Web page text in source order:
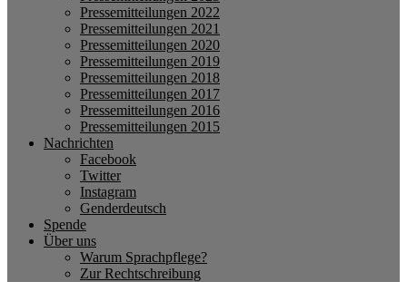
Pressemitteilungen 2022
Pressemitteilungen 2021
Pressemitteilungen 2020
Pressemitteilungen 2019
Pressemitteilungen 2018
Pressemitteilungen 2017
Pressemitteilungen 2016
Pressemitteilungen 2015
Nachrichten
Facebook
Twitter
Instagram
Genderdeutsch
Spende
Über uns
Warum Sprachpflege?
Zur Rechtschreibung